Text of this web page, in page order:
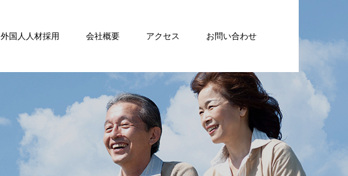
外国人人材採用 会社概要 アクセス お問い合わせ